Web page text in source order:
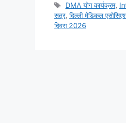
DMA योग कार्यक्रम,
सत्र, दिल्ली मेडिकल
दिवस 2026